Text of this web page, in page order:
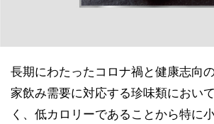
長期にわたったコロナ禍と健康志向
家飲み需要に対応する珍味類におい
く、低カロリーであることから特に